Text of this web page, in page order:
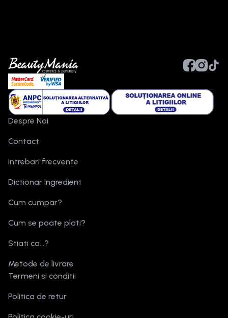
Despre Noi
Contact
Intrebari frecvente
Dictionar Ingredient
Cum cumpar?
Cum se poate plati?
Stiati ca...?
Metode de livrare
Termeni si conditii
Politica de retur